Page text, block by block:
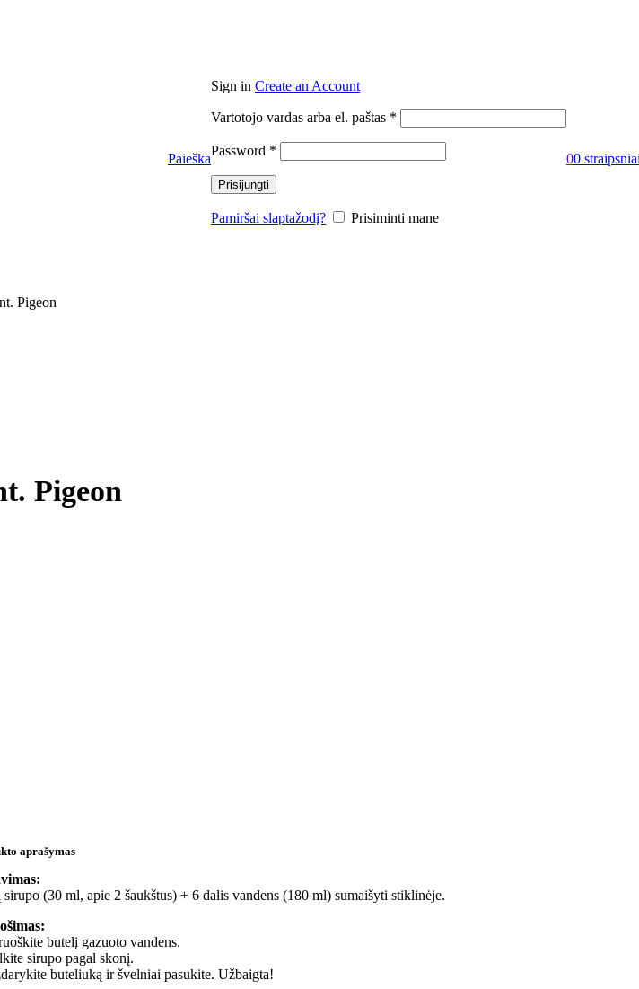
Paieška
Sign in Create an Account
Vartotojo vardas arba el. paštas *
Password *
Prisijungti
Pamiršai slaptažodį? Prisiminti mane
00
Pigeon
Pigeon
aprašymas
sirupo (30 ml, apie 2 šaukštus) + 6 dalis vandens (180 ml) sumaišyti stiklinėje.
butelį gazuoto vandens.
sirupo pagal skonį.
buteliuką ir švelniai pasukite. Užbaigta!